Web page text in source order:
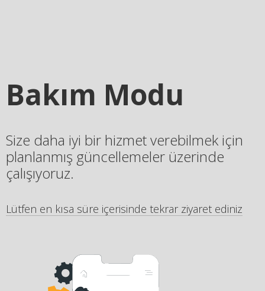
Bakım Modu
Size daha iyi bir hizmet verebilmek için
planlanmış güncellemeler üzerinde
çalışıyoruz.
Lütfen en kısa süre içerisinde tekrar ziyaret ediniz